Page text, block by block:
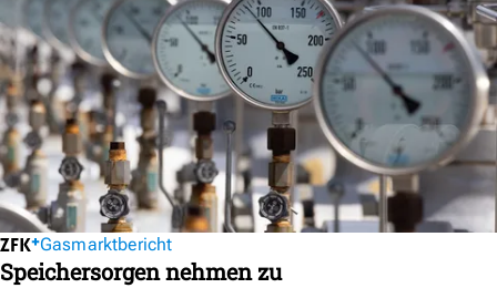
Gasmarktbericht
Speichersorgen nehmen zu